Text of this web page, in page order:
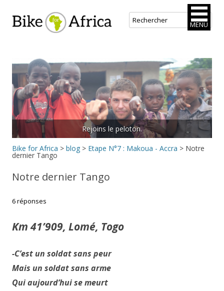
Bike for Africa
contenu
principal
Rejoins le peloton.
Bike for Africa > blog > Etape N°7 : Makoua - Accra > Notre
dernier Tango
Notre dernier Tango
6 réponses
Km 41’909, Lomé, Togo
-C’est un soldat sans peur
Mais un soldat sans arme
Qui aujourd’hui se meurt
MENU